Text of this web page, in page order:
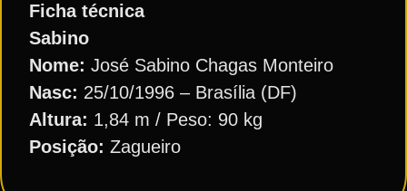
Ficha técnica
Sabino
Nome: José Sabino Chagas Monteiro
Nasc: 25/10/1996 – Brasília (DF)
Altura: 1,84 m / Peso: 90 kg
Posição: Zagueiro